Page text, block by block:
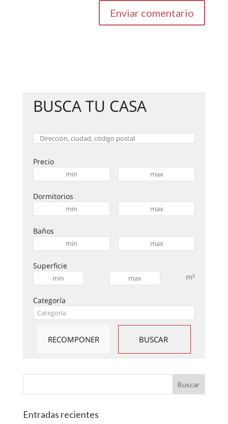
BUSCA TU CASA
Precio
Dormitorios
Baños
Superficie
m²
Categoría
Entradas recientes